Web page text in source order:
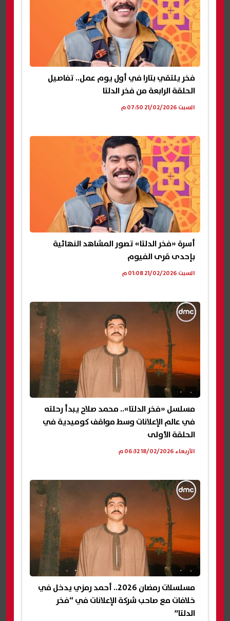
فخر يلتقي بتارا في أول يوم عمل.. تفاصيل
الحلقة الرابعة من فخر الدلتا
السبت 21/02/2026 07:50 م
أسرة «فخر الدلتا» تصور المشاهد النهائية
بإحدى قرى الفيوم
السبت 21/02/2026 01:08 م
مسلسل «فخر الدلتا».. محمد صلاح يبدأ رحلته
في عالم الإعلانات وسط مواقف كوميدية في
الحلقة الأولى
الأربعاء 18/02/2026 06:32 م
مسلسلات رمضان 2026.. أحمد رمزي يدخل في
خلافات مع صاحب شركة الإعلانات في “فخر
الدلتا”